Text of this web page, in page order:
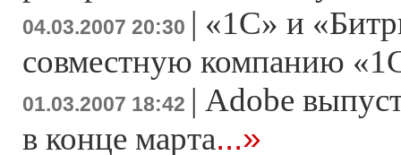
04.03.2007 20:30 | «1С» и
совместную компанию
01.03.2007 18:42 | Adobe
в конце марта...»